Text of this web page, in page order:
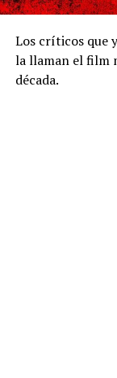
Los críticos que
la llaman el film
década.